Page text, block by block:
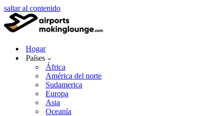
saltar al contenido
Hogar
Países
África
América del norte
Sudamerica
Europa
Asia
Oceanía